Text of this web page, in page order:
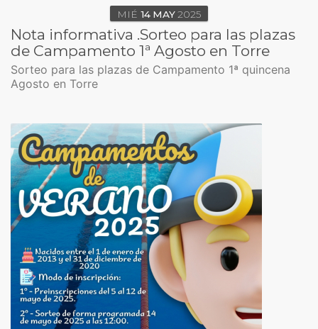
MIÉ 14 MAY2025
Nota informativa .Sorteo para las plazas
de Campamento 1ª Agosto en Torre
Sorteo para las plazas de Campamento 1ª quincena
Agosto en Torre